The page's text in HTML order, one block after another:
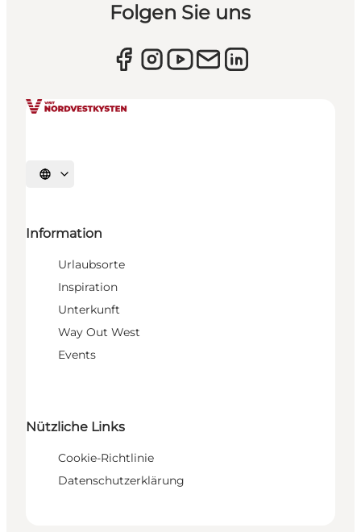
Folgen Sie uns
Sprache auswählen
Information
Urlaubsorte
Inspiration
Unterkunft
Way Out West
Events
Nützliche Links
Cookie-Richtlinie
Datenschutzerklärung